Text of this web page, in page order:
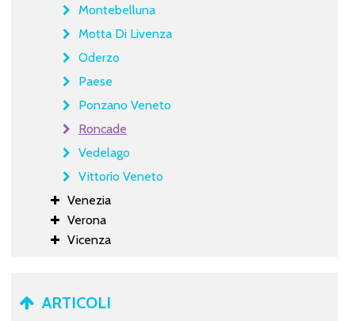
Montebelluna
Motta Di Livenza
Oderzo
Paese
Ponzano Veneto
Roncade
Vedelago
Vittorio Veneto
Venezia
Verona
Vicenza
ARTICOLI